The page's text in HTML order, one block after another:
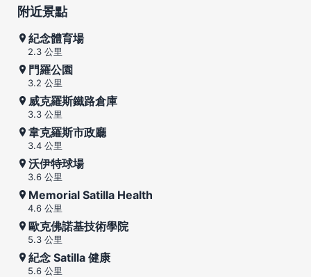
附近景點
紀念體育場
2.3 公里
門羅公園
3.2 公里
威克羅斯鐵路倉庫
3.3 公里
韋克羅斯市政廳
3.4 公里
沃伊特球場
3.6 公里
Memorial Satilla Health
4.6 公里
歐克佛諾基技術學院
5.3 公里
紀念 Satilla 健康
5.6 公里